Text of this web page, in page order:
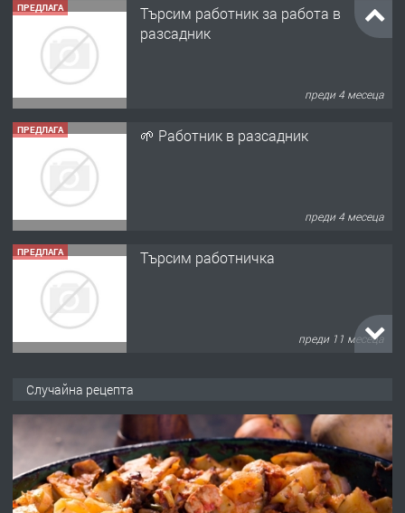
ПРЕДЛАГА
Търсим работник за работа в
разсадник
преди 4 месеца
ПРЕДЛАГА 🌱 Работник в разсадник
преди 4 месеца
ПРЕДЛАГА Търсим работничка
преди 11 месеца
преди 1 година
ПРЕДЛАГА Работа за общи работници
Случайна рецепта